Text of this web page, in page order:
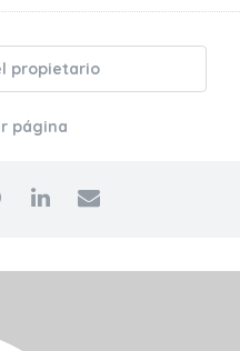
propietario
página